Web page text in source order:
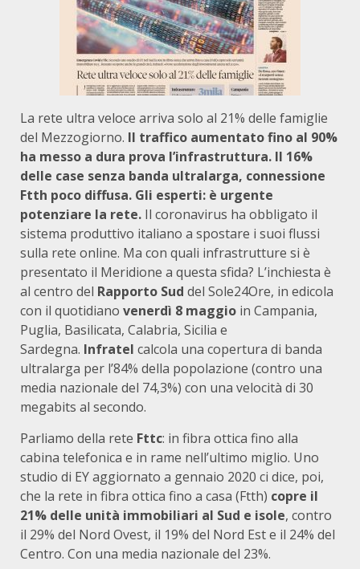
La rete ultra veloce arriva solo al 21% delle famiglie
del Mezzogiorno. Il traffico aumentato fino al 90%
ha messo a dura prova l’infrastruttura. Il 16%
delle case senza banda ultralarga, connessione
Ftth poco diffusa. Gli esperti: è urgente
potenziare la rete. Il coronavirus ha obbligato il
sistema produttivo italiano a spostare i suoi flussi
sulla rete online. Ma con quali infrastrutture si è
presentato il Meridione a questa sfida? L’inchiesta è
al centro del Rapporto Sud del Sole24Ore, in edicola
con il quotidiano venerdì 8 maggio in Campania,
Puglia, Basilicata, Calabria, Sicilia e
Sardegna. Infratel calcola una copertura di banda
ultralarga per l’84­% della popolazione (contro una
media nazionale del 74,3%) con una velocità di 30
megabits al secondo.
Parliamo della rete Fttc: in fibra ottica fino alla
cabina telefonica e in rame nell’ultimo miglio. Uno
studio di EY aggiornato a gennaio 2020 ci dice, poi,
che la rete in fibra ottica fino a casa (Ftth) copre il
21% delle unità immobiliari al Sud e isole, contro
il 29% del Nord Ovest, il 19% del Nord Est e il 24% del
Centro. Con una media nazionale del 23%.